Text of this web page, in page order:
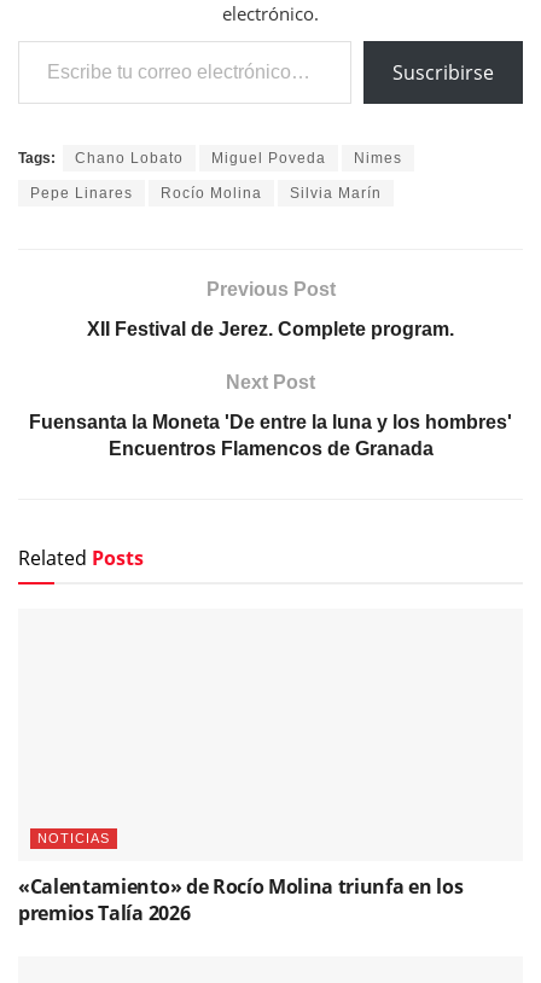
electrónico.
Escribe tu correo electrónico…
Suscribirse
Tags: Chano Lobato Miguel Poveda Nimes
Pepe Linares Rocío Molina Silvia Marín
Previous Post
XII Festival de Jerez. Complete program.
Next Post
Fuensanta la Moneta 'De entre la luna y los hombres'
Encuentros Flamencos de Granada
Related Posts
NOTICIAS
«Calentamiento» de Rocío Molina triunfa en los
premios Talía 2026